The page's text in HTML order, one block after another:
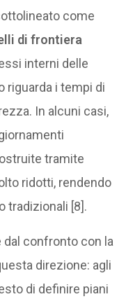
come
di frontiera
interni delle
riguarda i tempi di
In alcuni casi,
tramite
ridotti, rendendo
tradizionali [8].
confronto con la
direzione: agli
di definire piani